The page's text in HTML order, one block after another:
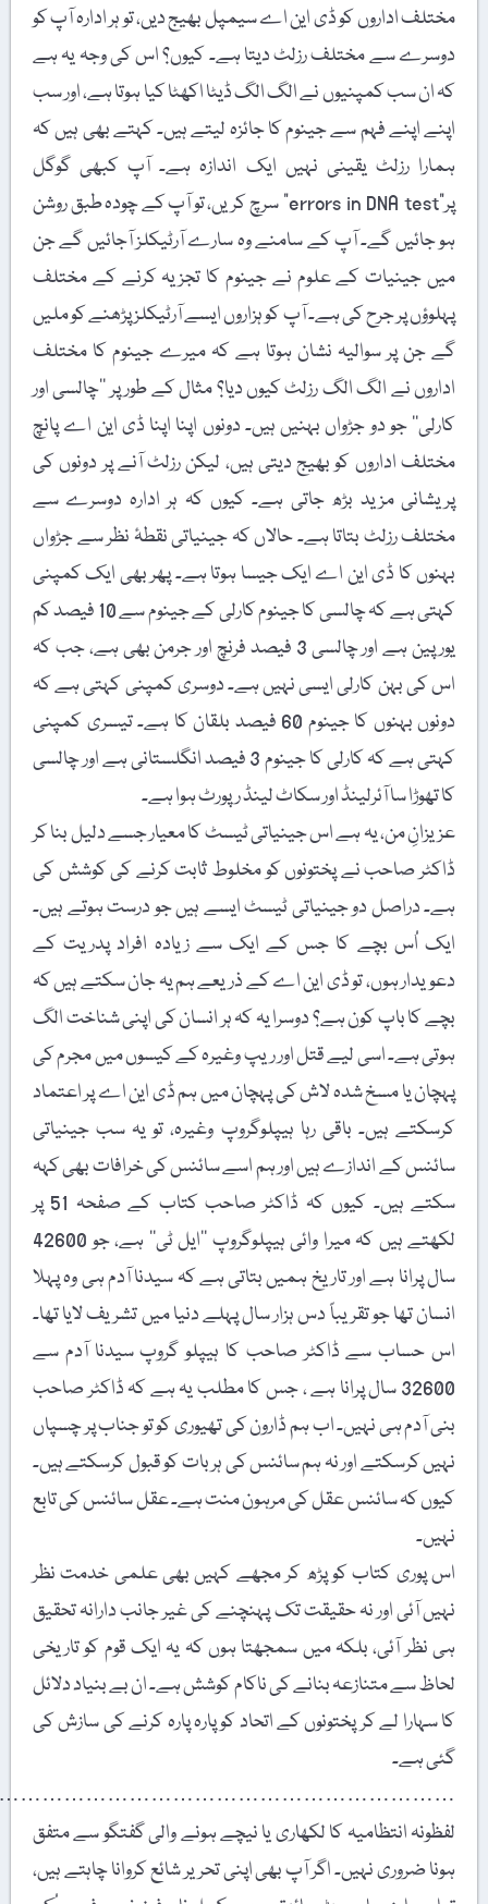
مختلف اداروں کو ڈی این اے سیمپل بھیج دیں، تو ہر ادارہ آپ کو
دوسرے سے مختلف رزلٹ دیتا ہے۔ کیوں؟ اس کی وجہ یہ ہے
کہ ان سب کمپنیوں نے الگ الگ ڈیٹا اکھٹا کیا ہوتا ہے، اور سب
اپنے اپنے فہم سے جینوم کا جائزہ لیتے ہیں۔ کہتے بھی ہیں کہ
ہمارا رزلٹ یقینی نہیں ایک اندازہ ہے۔ آپ کبھی گوگل
پر”errors in DNA test” سرچ کریں، تو آپ کے چودہ طبق روشن
ہو جائیں گے۔ آپ کے سامنے وہ سارے آرٹیکلز آجائیں گے جن
میں جینیات کے علوم نے جینوم کا تجزیہ کرنے کے مختلف
پہلوؤں پر جرح کی ہے۔ آپ کو ہزاروں ایسے آرٹیکلز پڑھنے کو ملیں
گے جن پر سوالیہ نشان ہوتا ہے کہ میرے جینوم کا مختلف
اداروں نے الگ الگ رزلٹ کیوں دیا؟ مثال کے طور پر ’’چالسی اور
کارلی‘‘ جو دو جڑواں بہنیں ہیں۔ دونوں اپنا اپنا ڈی این اے پانچ
مختلف اداروں کو بھیج دیتی ہیں، لیکن رزلٹ آنے پر دونوں کی
پریشانی مزید بڑھ جاتی ہے۔ کیوں کہ ہر ادارہ دوسرے سے
مختلف رزلٹ بتاتا ہے۔ حالاں کہ جینیاتی نقطۂ نظر سے جڑواں
بہنوں کا ڈی این اے ایک جیسا ہوتا ہے۔ پھر بھی ایک کمپنی
کہتی ہے کہ چالسی کا جینوم کارلی کے جینوم سے 10 فیصد کم
یورپین ہے اور چالسی 3 فیصد فرنچ اور جرمن بھی ہے، جب کہ
اس کی بہن کارلی ایسی نہیں ہے۔ دوسری کمپنی کہتی ہے کہ
دونوں بہنوں کا جینوم 60 فیصد بلقان کا ہے۔ تیسری کمپنی
کہتی ہے کہ کارلی کا جینوم 3 فیصد انگلستانی ہے اور چالسی
کا تھوڑا سا آئرلینڈ اور سکاٹ لینڈ رپورٹ ہوا ہے۔
عزیزانِ من، یہ ہے اس جینیاتی ٹیسٹ کا معیار جسے دلیل بنا کر
ڈاکٹر صاحب نے پختونوں کو مخلوط ثابت کرنے کی کوشش کی
ہے۔ دراصل دو جینیاتی ٹیسٹ ایسے ہیں جو درست ہوتے ہیں۔
ایک اُس بچے کا جس کے ایک سے زیادہ افراد پدریت کے
دعویدار ہوں، تو ڈی این اے کے ذریعے ہم یہ جان سکتے ہیں کہ
بچے کا باپ کون ہے؟ دوسرا یہ کہ ہر انسان کی اپنی شناخت الگ
ہوتی ہے۔ اسی لیے قتل اور ریپ وغیرہ کے کیسوں میں مجرم کی
پہچان یا مسخ شدہ لاش کی پہچان میں ہم ڈی این اے پر اعتماد
کرسکتے ہیں۔ باقی رہا ہیپلوگروپ وغیرہ، تو یہ سب جینیاتی
سائنس کے اندازے ہیں اور ہم اسے سائنس کی خرافات بھی کہہ
سکتے ہیں۔ کیوں کہ ڈاکٹر صاحب کتاب کے صفحہ 51 پر
لکھتے ہیں کہ میرا وائی ہیپلوگروپ ’’ایل ٹی‘‘ ہے، جو 42600
سال پرانا ہے اور تاریخ ہمیں بتاتی ہے کہ سیدنا آدم ہی وہ پہلا
انسان تھا جو تقریباً دس ہزار سال پہلے دنیا میں تشریف لایا تھا۔
اس حساب سے ڈاکٹر صاحب کا ہیپلو گروپ سیدنا آدم سے
32600 سال پرانا ہے ، جس کا مطلب یہ ہے کہ ڈاکٹر صاحب
بنی آدم ہی نہیں۔ اب ہم ڈارون کی تھیوری کو تو جناب پر چسپاں
نہیں کرسکتے اور نہ ہم سائنس کی ہر بات کو قبول کرسکتے ہیں۔
کیوں کہ سائنس عقل کی مرہون منت ہے۔ عقل سائنس کی تابع
نہیں۔
اس پوری کتاب کو پڑھ کر مجھے کہیں بھی علمی خدمت نظر
نہیں آئی اور نہ حقیقت تک پہنچنے کی غیر جانب دارانہ تحقیق
ہی نظر آئی، بلکہ میں سمجھتا ہوں کہ یہ ایک قوم کو تاریخی
لحاظ سے متنازعہ بنانے کی ناکام کوشش ہے۔ ان بے بنیاد دلائل
کا سہارا لے کر پختونوں کے اتحاد کو پارہ پارہ کرنے کی سازش کی
گئی ہے۔
………………………………………………………….
لفظونہ انتظامیہ کا لکھاری یا نیچے ہونے والی گفتگو سے متفق
ہونا ضروری نہیں۔ اگر آپ بھی اپنی تحریر شائع کروانا چاہتے ہیں،